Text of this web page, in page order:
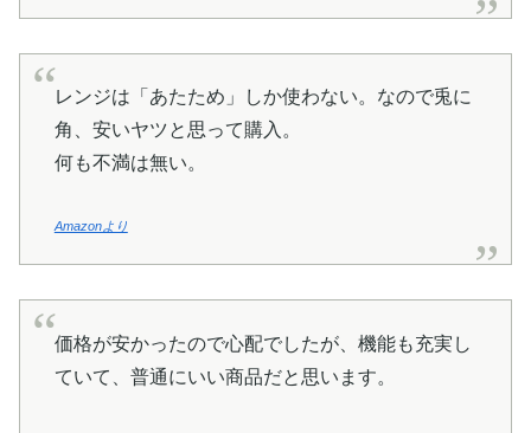
レンジは「あたため」しか使わない。なので兎に
角、安いヤツと思って購入。
何も不満は無い。
Amazonより
価格が安かったので心配でしたが、機能も充実し
ていて、普通にいい商品だと思います。